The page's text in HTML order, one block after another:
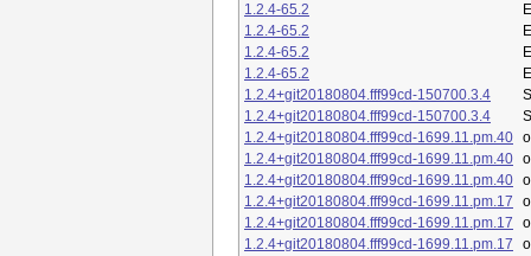
1.2.4-65.2
1.2.4-65.2
1.2.4-65.2
1.2.4-65.2
1.2.4+git20180804.fff99cd-150700.3.4
1.2.4+git20180804.fff99cd-150700.3.4
1.2.4+git20180804.fff99cd-1699.11.pm.40
1.2.4+git20180804.fff99cd-1699.11.pm.40
1.2.4+git20180804.fff99cd-1699.11.pm.40
1.2.4+git20180804.fff99cd-1699.11.pm.17
1.2.4+git20180804.fff99cd-1699.11.pm.17
1.2.4+git20180804.fff99cd-1699.11.pm.17